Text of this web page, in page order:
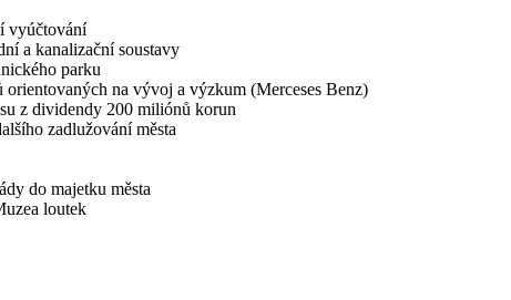
vyúčtování
a kanalizační soustavy
parku
na vývoj a výzkum (Merceses Benz)
z dividendy 200 miliónů korun
zadlužování města
do majetku města
loutek